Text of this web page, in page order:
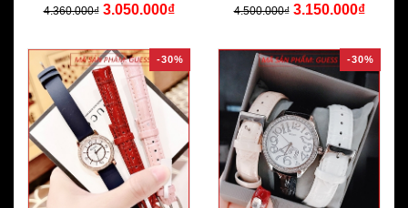
4.360.000₫ 3.050.000₫ 4.500.000₫ 3.150.000₫
-30% -30%